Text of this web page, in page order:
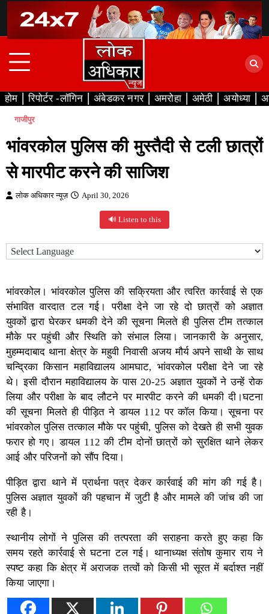
content
होम रिपोर्टर -लॉगिन अंबेडकर नगर अमरोहा अमेठी अयोध्या
गाजीपुर
भांवरकोल पुलिस की मुस्तैदी से टली छात्रों
से मारपीट करने की साजिश
लोक अधिकार न्यूज़ April 30, 2026
🔊 Listen to this
भांवरकोल। भांवरकोल पुलिस की सक्रियता और त्वरित कार्रवाई से एक
संभावित वारदात टल गई। परीक्षा देने जा रहे दो छात्रों को अज्ञात
युवकों द्वारा घेरकर धमकी देने की सूचना मिलते ही पुलिस टीम तत्काल
मौके पर पहुंची और स्थिति को संभाल लिया। जानकारी के अनुसार,
मुहम्मदाबाद थाना क्षेत्र के महुवी निवासी अजय मौर्य अपने साथी के साथ
चन्द्रिका किसान महाविद्यालय आमघाट, भांवरकोल परीक्षा देने जा रहे
थे। इसी दौरान महाविद्यालय के पास 20-25 अज्ञात युवकों ने उन्हें रोक
लिया और परीक्षा के बाद लौटने पर मारपीट करने की धमकी दी।घटना
की सूचना मिलते ही पीड़ित ने डायल 112 पर कॉल किया। सूचना पर
भांवरकोल पुलिस तत्काल मौके पर पहुंची, पुलिस को देखते ही सभी युवक
फरार हो गए। डायल 112 की टीम दोनों छात्रों को सुरक्षित थाने लेकर
आई और परिजनों को सौंप दिया।
पीड़ित द्वारा थाने में प्रार्थना पत्र देकर कार्रवाई की मांग की गई है।
पुलिस अज्ञात युवकों की पहचान में जुटी है और मामले की जांच की जा
रही है।
स्थानीय लोगों ने पुलिस की तत्परता की सराहना करते हुए कहा कि
समय रहते कार्रवाई से घटना टल गई। थानाध्यक्ष संतोष कुमार राय ने
स्पष्ट कहा कि क्षेत्र में अराजक तत्वों को किसी भी सूरत में बर्दाश्त नहीं
किया जाएगा।